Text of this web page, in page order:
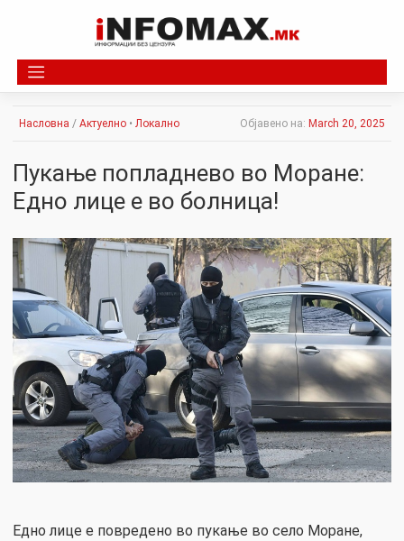
Насловна / Актуелно • Локално Објавено на: March 20, 2025
Пукање попладнево во Моране:
Едно лице е во болница!
Едно лице е повредено во пукање во село Моране,